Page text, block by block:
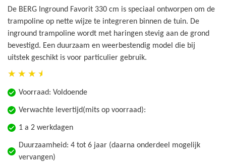
gallerij
De BERG Inground Favorit 330 cm is speciaal ontworpen om de
trampoline op nette wijze te integreren binnen de tuin. De
inground trampoline wordt met haringen stevig aan de grond
bevestigd. Een duurzaam en weerbestendig model die bij
uitstek geschikt is voor particulier gebruik.
Voorraad: Voldoende
Verwachte levertijd(mits op voorraad):
1 a 2 werkdagen
Duurzaamheid: 4 tot 6 jaar (daarna onderdeel mogelijk
vervangen)